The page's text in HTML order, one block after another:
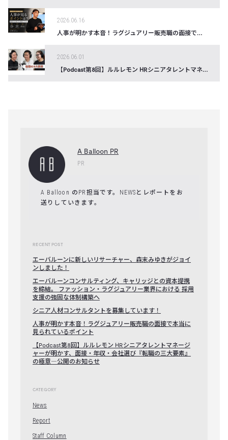
人事が明かす本音！ラグジュアリー販売職の面接で本当に見られているポイント
2026.06.16
【Podcast第8回】ルルレモン HRシニアタレントマネージャーが明かす、面接・年収・会社選び『転職の三大要素』の極意―公開のお知らせ
2026.06.01
A Balloon PR
PR
A Balloon のPR担当です。NEWSとレポートをお
送りしていきます。
RECENT POST
エーバルーンに新しいリサーチャー、森末みゆきがジョイ
ンしました！
エーバルーンコンサルティング、キャリッジとの資本提携
を締結。 ファッション・ラグジュアリー業界における 採用
支援の強固な体制構築へ
シニア人材コンサルタントを募集しています！
人事が明かす本音！ラグジュアリー販売職の面接で本当に
見られているポイント
【Podcast第8回】ルルレモン HRシニアタレントマネージ
ャーが明かす、面接・年収・会社選び『転職の三大要素』
の極意―公開のお知らせ
CATEGORY
News
Report
Staff Column